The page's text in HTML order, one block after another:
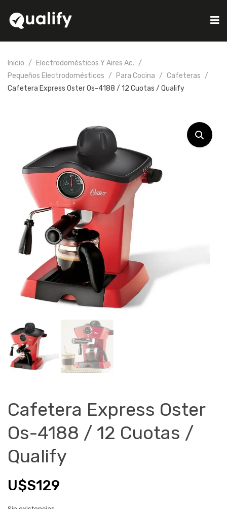
Inicio
Electrodomésticos Y Aires Ac.
Pequeños Electrodomésticos
Para Cocina
Cafeteras
Cafetera Express Oster Os-4188 / 12 Cuotas / Qualify
Cafetera Express Oster
Os-4188 / 12 Cuotas /
Qualify
U$S129